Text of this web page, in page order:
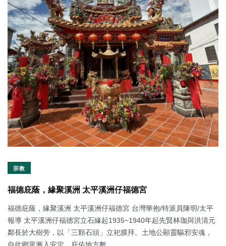
宗教
福德庇蔭，緣聚溪洲 太平溪洲仔福德宮
福德庇蔭，緣聚溪洲 太平溪洲仔福德宮 台灣華抱/特派員陳明/太平
報導 太平溪洲仔福德宮立石緣起1935~1940年起先賢林珈與洪清元
鄰長於大樹旁，以「三顆石頭」立祀膜拜。土地公顯靈驅邪安魂，
自此鄉里漸入安定，庇佑地方數...